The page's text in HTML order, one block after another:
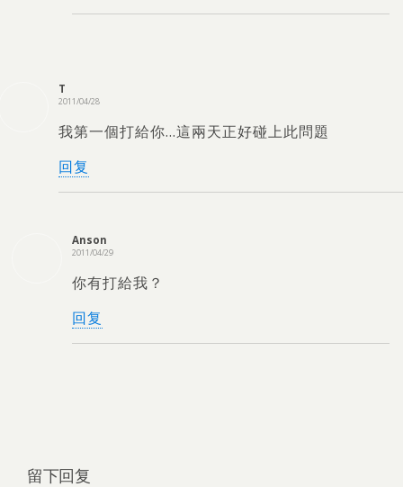
T
2011/04/28
我第一個打給你…這兩天正好碰上此問題
回复
Anson
2011/04/29
你有打給我？
回复
留下回复